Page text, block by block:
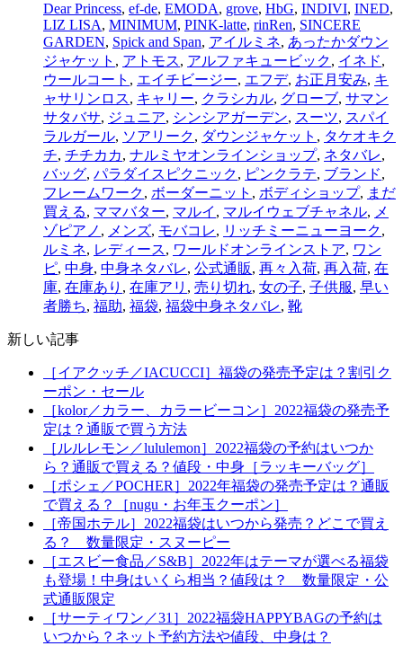
Dear Princess, ef-de, EMODA, grove, HbG, INDIVI, INED,
LIZ LISA, MINIMUM, PINK-latte, rinRen, SINCERE
GARDEN, Spick and Span, アイルミネ, あったかダウン
ジャケット , アトモス, アルファキュービック, イネド,
ウールコート , エイチビージー, エフデ, お正月安み, キ
ャサリンロス, キャリー, クラシカル, グローブ, サマン
サタバサ, ジュニア, シンシアガーデン, スーツ, スパイ
ラルガール, ソアリーク, ダウンジャケット , タケオキク
チ, チチカカ, ナルミヤオンラインショップ, ネタバレ,
バッグ, パラダイスピクニック, ピンクラテ, ブランド,
フレームワーク, ボーダーニット , ボディショップ, まだ
買える, ママバター, マルイ , マルイウェブチャネル, メ
ゾピアノ , メンズ, モバコレ, リッチミーニューヨーク,
ルミネ, レディース, ワールドオンラインストア, ワン
ピ, 中身, 中身ネタバレ, 公式通販, 再々入荷, 再入荷, 在
庫, 在庫あり , 在庫アリ , 売り切れ, 女の子, 子供服, 早い
者勝ち, 福助, 福袋, 福袋中身ネタバレ, 靴
新しい記事
［イアクッチ／IACUCCI］福袋の発売予定は？割引ク
ーポン・セール
［kolor／カラー、カラービーコン］2022福袋の発売予
定は？通販で買う方法
［ルルレモン／lululemon］2022福袋の予約はいつか
ら？通販で買える？値段・中身［ラッキーバッグ］
［ポシェ／POCHER］2022年福袋の発売予定は？通販
で買える？［nugu・お年玉クーポン］
［帝国ホテル］2022福袋はいつから発売？どこで買え
る？ 数量限定・スヌーピー
［エスビー食品／S&B］2022年はテーマが選べる福袋
も登場！中身はいくら相当？値段は？ 数量限定・公
式通販限定
［サーティワン／31］2022福袋HAPPYBAGの予約は
いつから？ネット予約方法や値段、中身は？